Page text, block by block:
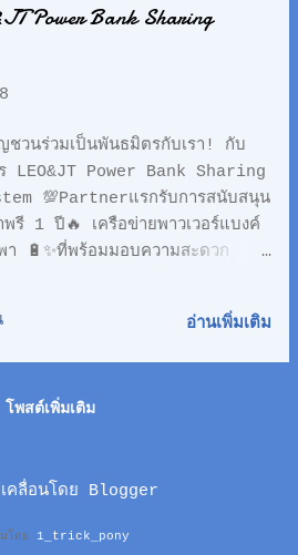
ไทย (ททท.) แถลงข่าวเปิดตัว
ว Green Tourism อย่างยั่งยืน
างความสามารถด้านการแข่งขันของ
รองรับการบังคับใช้กฎหมายใหม่ของ
โรป โดยนำร่อง 10 เมืองกรีนซิตี้
20 เส้นทางท่องเที่ยวยั่งยืน โดยมี
วดี คุณทรัพย์ รองผู้ว่าการด้านตลาด
หานคร เพื่อบูรณาการความร่วมมือ
Power Bank Sharing
ญชวนร่วมเป็นพันธมิตรกับเรา! กับ
ร LEO&JT Power Bank Sharing
💯Partnerแรกรับการสนับสนุน
รี 1 ปี🔥 เครือข่ายพาวเวอร์แบงค์
า 🔋✨ที่พร้อมมอบความสะดวก
ไทย 🇹🇭 💬 เกี่ยวกับโครงการของ
Power Bank Sharing
คือระบบนิเวศน์ใหม่ของการใช้
ล์ยุคดิจิทัล เรานำเสนอเทคโนโลยีที่
ทุกที่ทุกเวลา 🕒 ผ่านแอปพลิเคชันที่
ยสถานีให้บริการครอบคลุมทุกจุด
อ่านเพิ่มเติม
โพสต์เพิ่มเติม
คลื่อนโดย Blogger
โดย 1_trick_pony